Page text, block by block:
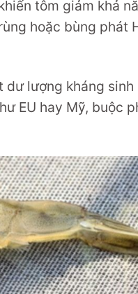
tôm giảm khả
hoặc bùng phát
dư lượng kháng sinh
EU hay Mỹ, buộc